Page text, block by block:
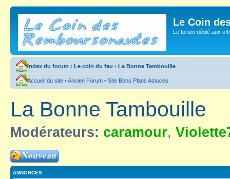
Le Coin
Le forum dédié aux
Index du forum ‹ Le coin du feu ‹ La Bonne Tambouille
Accueil du site •Ancien Forum • Site Bons Plans Astuces
La Bonne Tambouille
Modérateurs: caramour,
Ecrire un nouveau
sujet
ANNONCES